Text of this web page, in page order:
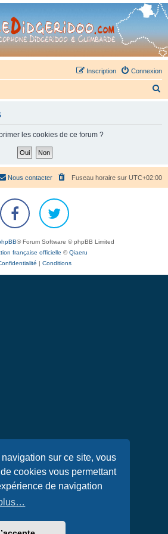
sur ce site, vous
cookies vous permettant
de navigation
Didgeridoo - retrouvez la communauté.
Connexion
Inscription
c
h
les cookies de ce forum ?
Fuseau horaire sur UTC+02:00
Nous contacter
® Forum Software © phpBB Limited
française officielle ©Qiaeru
Conditions